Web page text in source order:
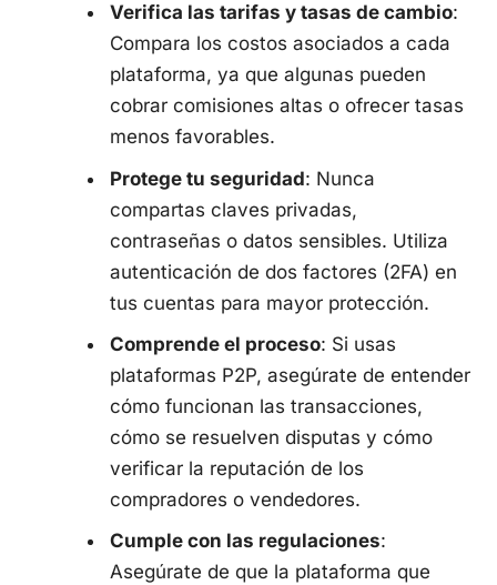
Verifica las tarifas y tasas de cambio:
Compara los costos asociados a cada
plataforma, ya que algunas pueden
cobrar comisiones altas o ofrecer tasas
menos favorables.
Protege tu seguridad: Nunca
compartas claves privadas,
contraseñas o datos sensibles. Utiliza
autenticación de dos factores (2FA) en
tus cuentas para mayor protección.
Comprende el proceso: Si usas
plataformas P2P, asegúrate de entender
cómo funcionan las transacciones,
cómo se resuelven disputas y cómo
verificar la reputación de los
compradores o vendedores.
Cumple con las regulaciones:
Asegúrate de que la plataforma que